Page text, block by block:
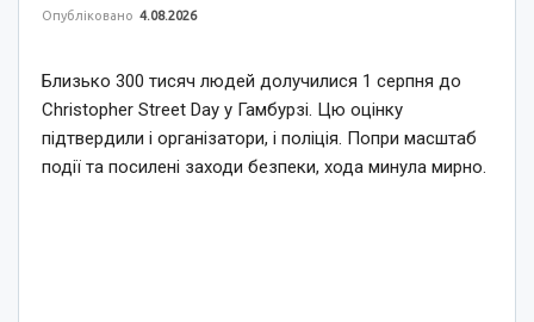
Опубліковано 4.08.2026
Близько 300 тисяч людей долучилися 1 серпня до
Christopher Street Day у Гамбурзі. Цю оцінку
підтвердили і організатори, і поліція. Попри масштаб
події та посилені заходи безпеки, хода минула мирно.